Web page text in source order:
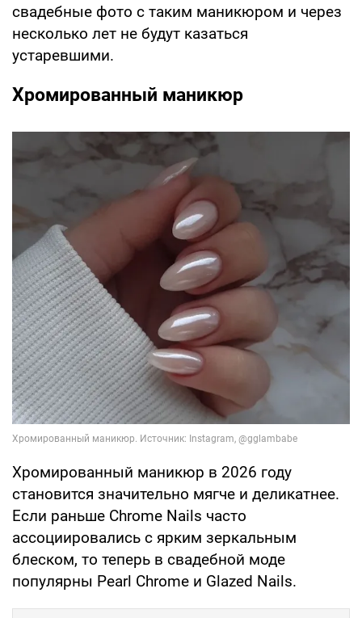
свадебные фото с таким маникюром и через
несколько лет не будут казаться
устаревшими.
Хромированный маникюр
Хромированный маникюр в 2026 году
становится значительно мягче и деликатнее.
Если раньше Chrome Nails часто
ассоциировались с ярким зеркальным
блеском, то теперь в свадебной моде
популярны Pearl Chrome и Glazed Nails.